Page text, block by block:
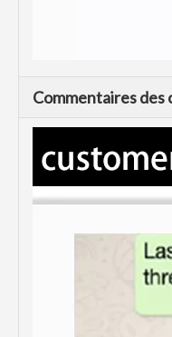
Commentaires des